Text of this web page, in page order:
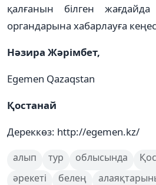
қалғанын білген
органдарына хабарлауға
Нәзира Жәрімбет,
Egemen Qazaqstan
Қостанай
Дереккөз: http://egemen.kz/
алып тур облысында
әрекеті
белең